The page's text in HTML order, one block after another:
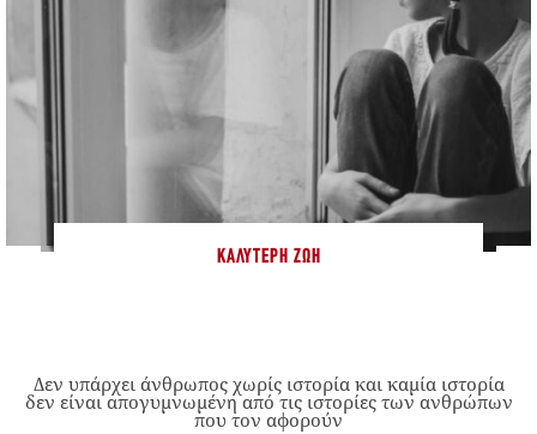
ΚΑΛΎΤΕΡΗ ΖΩΉ
Δεν υπάρχει άνθρωπος χωρίς ιστορία και καμία ιστορία
δεν είναι απογυμνωμένη από τις ιστορίες των ανθρώπων
που τον αφορούν